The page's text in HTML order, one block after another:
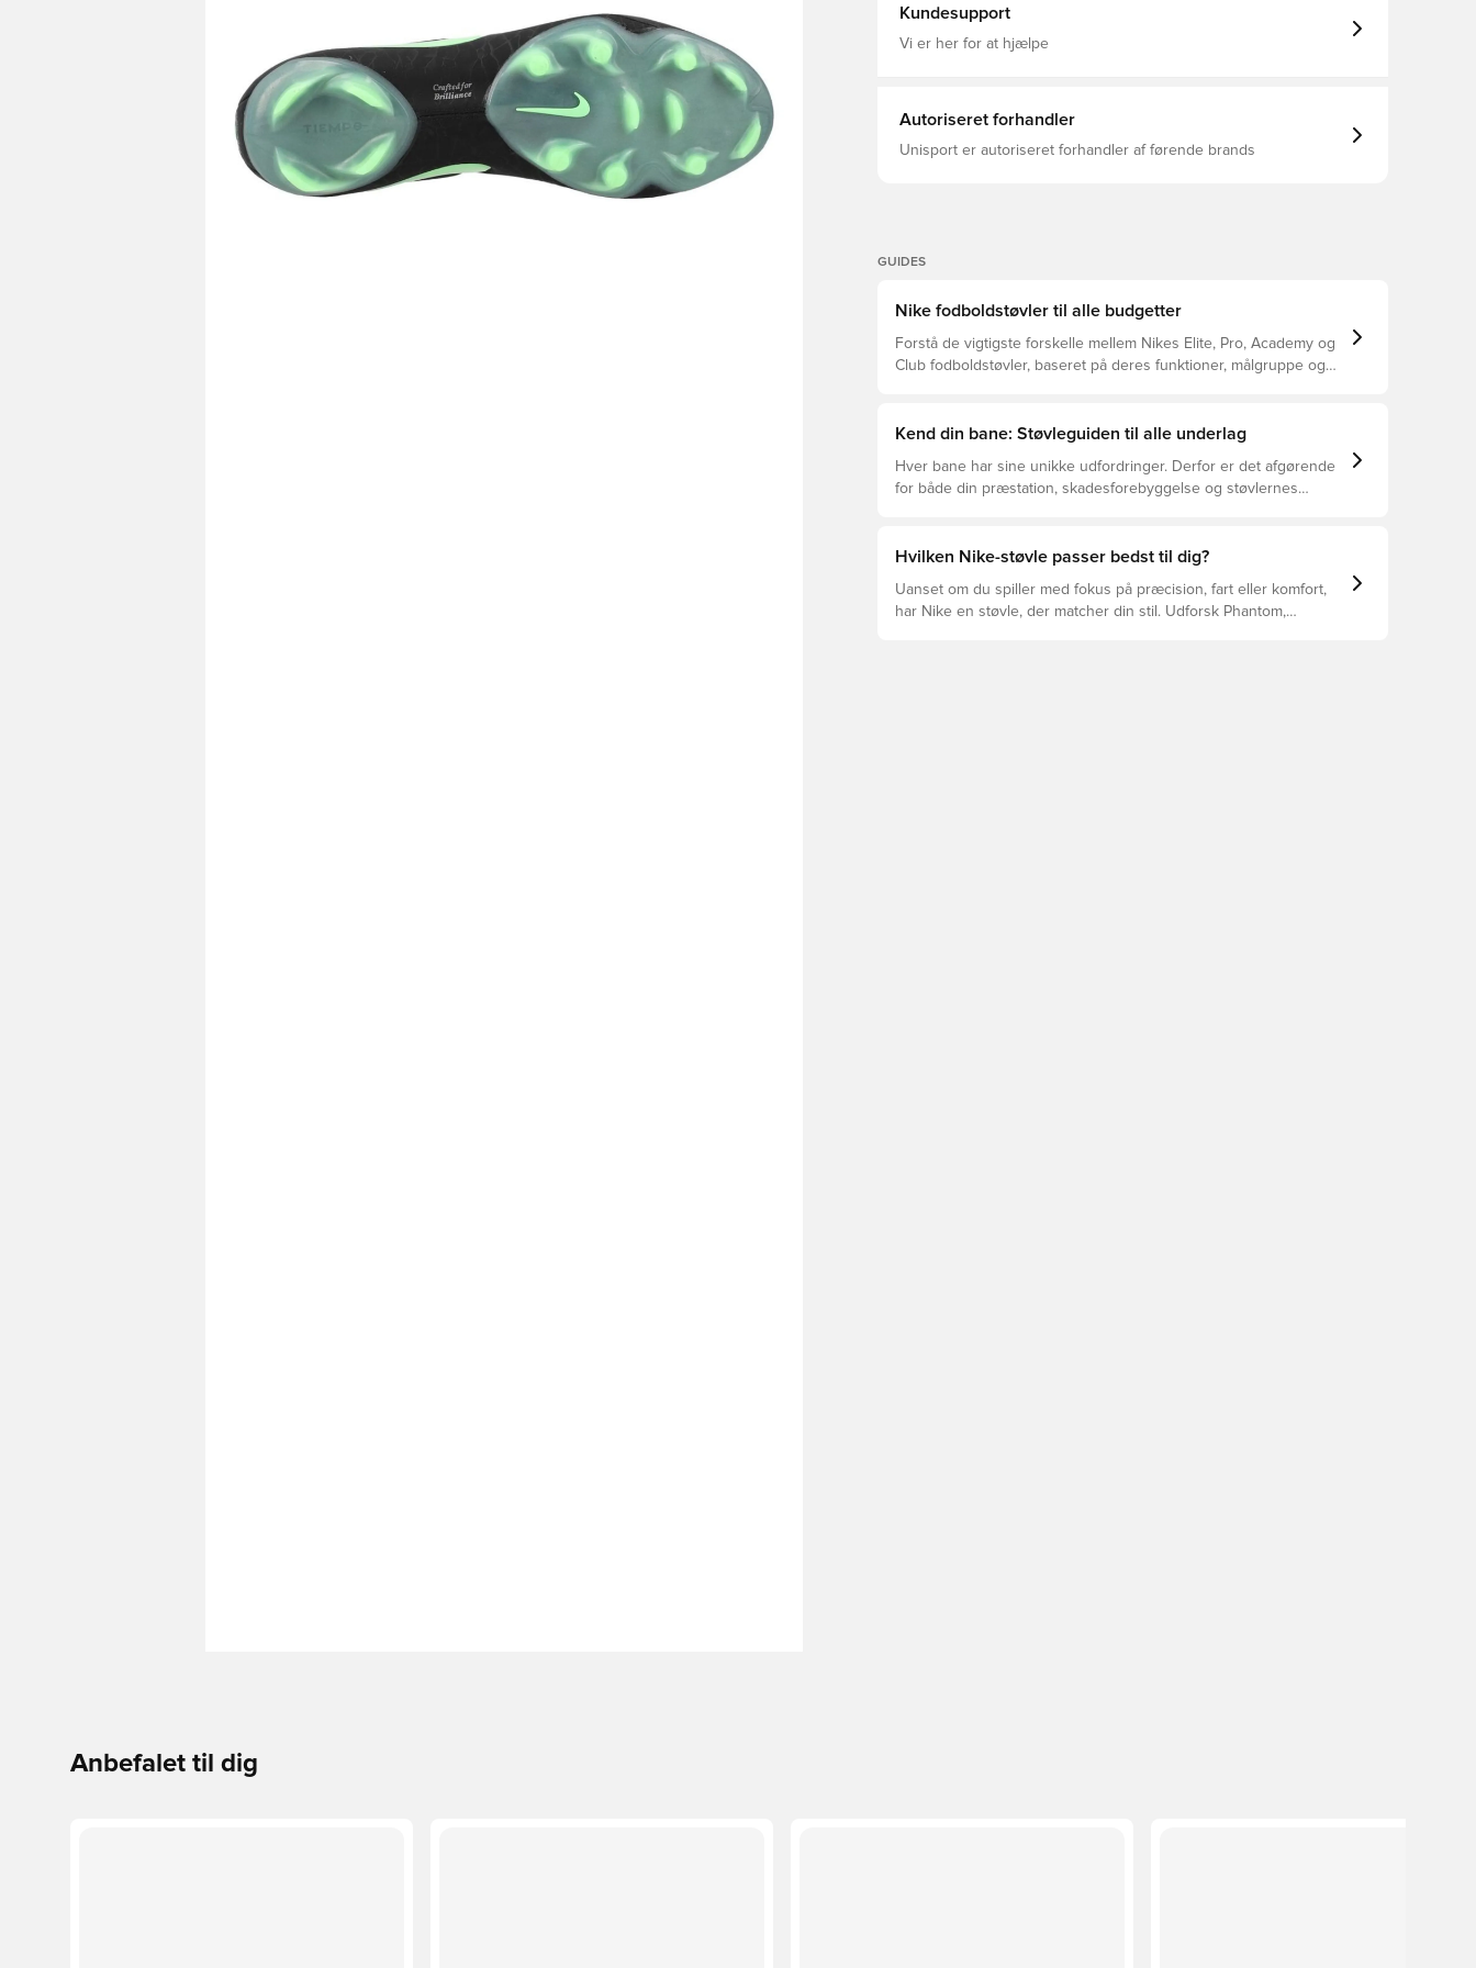
Kundesupport
Vi er her for at hjælpe
Autoriseret forhandler
Unisport er autoriseret forhandler af førende brands
GUIDES
Nike fodboldstøvler til alle budgetter
Forstå de vigtigste forskelle mellem Nikes Elite, Pro, Academy og
Club fodboldstøvler, baseret på deres funktioner, målgruppe og
Kend din bane: Støvleguiden til alle underlag
Hver bane har sine unikke udfordringer. Derfor er det afgørende
for både din præstation, skadesforebyggelse og støvlernes
forskellige typer underlag.
Hvilken Nike-støvle passer bedst til dig?
Uanset om du spiller med fokus på præcision, fart eller komfort,
har Nike en støvle, der matcher din stil. Udforsk Phantom,
Anbefalet til dig